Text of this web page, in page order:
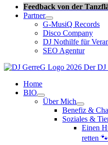
Feedback von der
Partner
G-MusiQ Records
Disco Company
DJ Nothilfe für
SEO Agentur
Home
BIO
Über Mich
Benefiz &
Soziales &
Einen
retten